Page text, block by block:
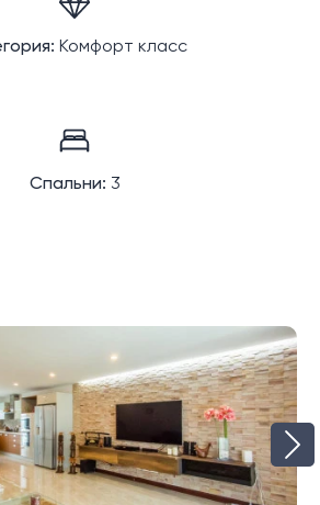
Комфорт класс
Спальни: 3